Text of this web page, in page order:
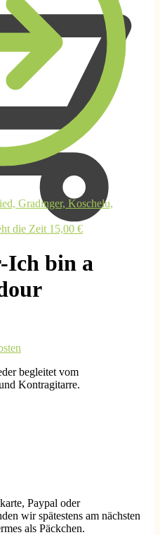
die Zeit 15,00 €
Ich bin a
begleitet vom
Kontragitarre.
Paypal oder
wir spätestens am nächsten
als Päckchen.